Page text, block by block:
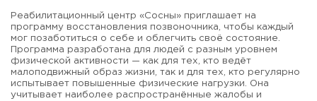
Реабилитационный центр «Сосны» приглашает на
программу восстановления позвоночника, чтобы каждый
мог позаботиться о себе и облегчить своё состояние.
Программа разработана для людей с разным уровнем
физической активности — как для тех, кто ведёт
малоподвижный образ жизни, так и для тех, кто регулярно
испытывает повышенные физические нагрузки. Она
учитывает наиболее распространённые жалобы и